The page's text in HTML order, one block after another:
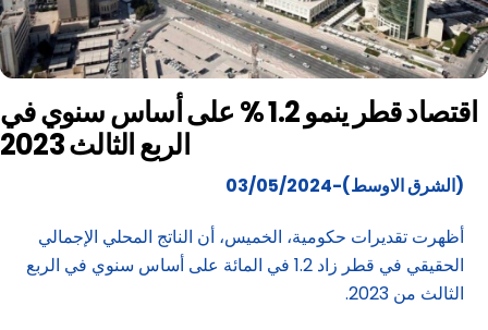
اقتصاد قطر ينمو 1.2 % على أساس سنوي في
الربع الثالث 2023
(الشرق الاوسط)-03/05/2024
أظهرت تقديرات حكومية، الخميس، أن الناتج المحلي الإجمالي
الحقيقي في قطر زاد 1.2 في المائة على أساس سنوي في الربع
الثالث من 2023.